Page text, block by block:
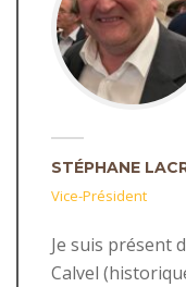
STÉPHANE
Vice-Président
Je suis présent
Calvel